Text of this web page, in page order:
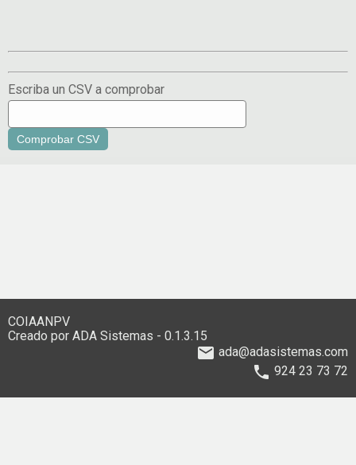
Escriba un CSV a comprobar
COIAANPV
Creado por ADA Sistemas - 0.1.3.15
email ada@adasistemas.com
phone 924 23 73 72